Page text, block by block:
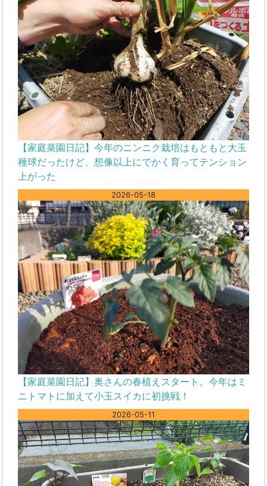
【家庭菜園日記】今年のニンニク栽培はもともと大玉
種球だったけど、想像以上にでかく育ってテンション
上がった
2026-05-18
【家庭菜園日記】奥さんの春植えスタート。今年はミ
ニトマトに加えて小玉スイカに初挑戦！
2026-05-11